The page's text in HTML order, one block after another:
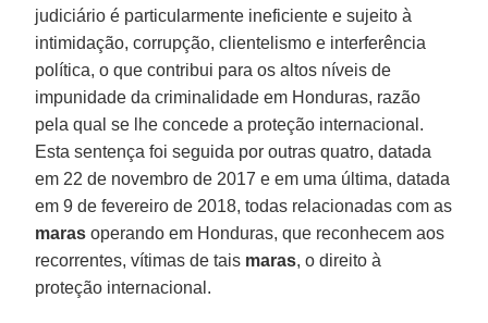
judiciário é particularmente ineficiente e sujeito à
intimidação, corrupção, clientelismo e interferência
política, o que contribui para os altos níveis de
impunidade da criminalidade em Honduras, razão
pela qual se lhe concede a proteção internacional.
Esta sentença foi seguida por outras quatro, datada
em 22 de novembro de 2017 e em uma última, datada
em 9 de fevereiro de 2018, todas relacionadas com as
maras operando em Honduras, que reconhecem aos
recorrentes, vítimas de tais maras, o direito à
proteção internacional.